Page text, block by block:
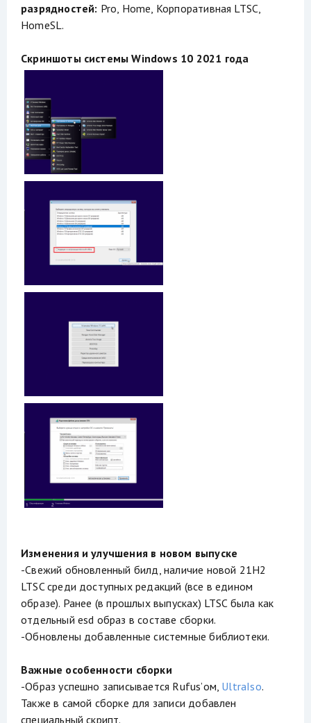
разрядностей: Pro, Home, Корпоративная LTSC,
HomeSL.
Скриншоты системы Windows 10 2021 года
Изменения и улучшения в новом выпуске
-Свежий обновленный билд, наличие новой 21H2
LTSC среди доступных редакций (все в едином
образе). Ранее (в прошлых выпусках) LTSC была как
отдельный esd образ в составе сборки.
-Обновлены добавленные системные библиотеки.
Важные особенности сборки
-Образ успешно записывается Rufus’ом, UltraIso.
Также в самой сборке для записи добавлен
специальный скрипт.